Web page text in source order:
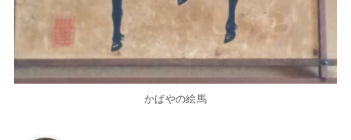
かばやの絵馬